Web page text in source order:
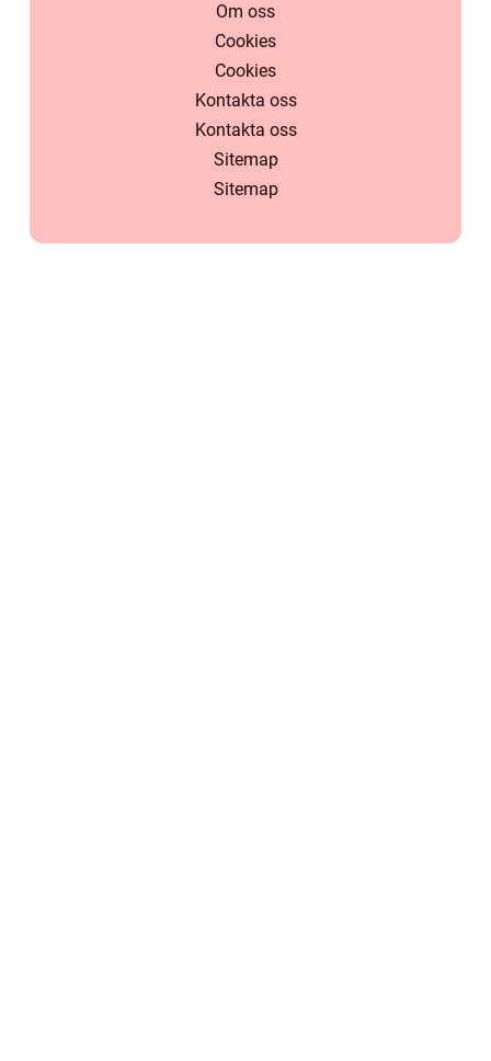
Om oss
Cookies
Cookies
Kontakta oss
Kontakta oss
Sitemap
Sitemap